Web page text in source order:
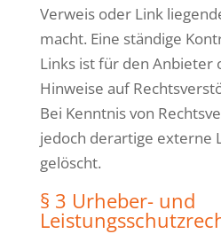
Verweis oder Link
macht. Eine ständige
Links ist für den Anbieter
Hinweise auf
Bei Kenntnis von
jedoch derartige externe
gelöscht.
§ 3 Urheber- und